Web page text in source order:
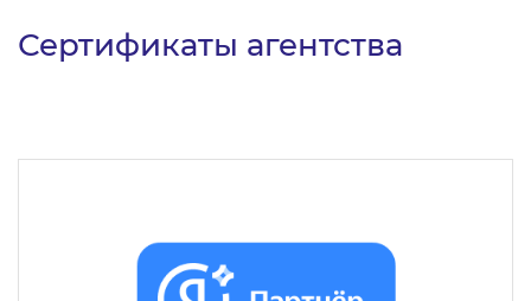
Сертификаты агентства